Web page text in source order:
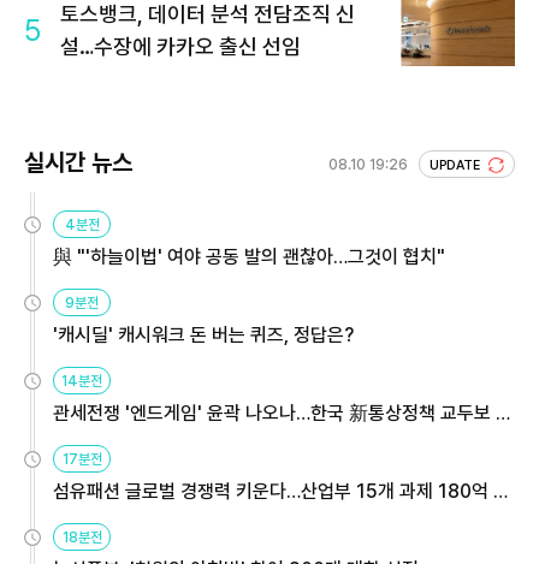
5
토스뱅크, 데이터 분석 전담조직 신
설…수장에 카카오 출신 선임
실시간 뉴스 08.10 19:26 UPDATE
4분전
與 "'하늘이법' 여야 공동 발의 괜찮아…그것이 협치"
9분전
'캐시딜' 캐시워크 돈 버는 퀴즈, 정답은?
14분전
관세전쟁 '엔드게임' 윤곽 나오나…한국 新통상정책 교두보 활
용해야
17분전
섬유패션 글로벌 경쟁력 키운다…산업부 15개 과제 180억 지
원
18분전